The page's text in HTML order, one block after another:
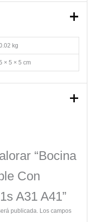
kg
× 5 × 5 cm
“Bocina
Con
A31 A41”
publicada. Los campos